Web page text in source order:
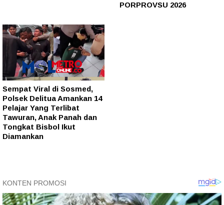
PORPROVSU 2026
Sempat Viral di Sosmed,
Polsek Delitua Amankan 14
Pelajar Yang Terlibat
Tawuran, Anak Panah dan
Tongkat Bisbol Ikut
Diamankan